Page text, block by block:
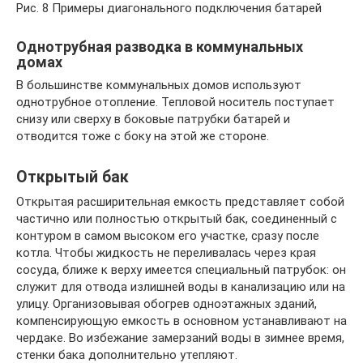
Рис. 8 Примеры диагонального подключения батарей
Однотрубная разводка в коммунальных
домах
В большинстве коммунальных домов используют
однотрубное отопление. Тепловой носитель поступает
снизу или сверху в боковые патрубки батарей и
отводится тоже с боку на этой же стороне.
Открытый бак
Открытая расширительная емкость представляет собой
частично или полностью открытый бак, соединенный с
контуром в самом высоком его участке, сразу после
котла. Чтобы жидкость не переливалась через края
сосуда, ближе к верху имеется специальный патрубок: он
служит для отвода излишней воды в канализацию или на
улицу. Организовывая обогрев одноэтажных зданий,
компенсирующую емкость в основном устанавливают на
чердаке. Во избежание замерзаний воды в зимнее время,
стенки бака дополнительно утепляют.